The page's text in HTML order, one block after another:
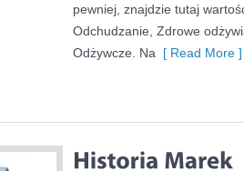
pewniej, znajdzie tutaj
Odchudzanie, Zdrowe
Odżywcze. Na [ Read More ]